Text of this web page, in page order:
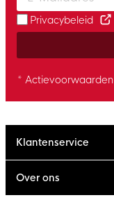
Privacybeleid
* Actievoorwaarden
Klantenservice
Over ons